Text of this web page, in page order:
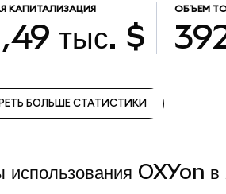
КАПИТАЛИЗАЦИЯ
тыс. $
ОБЪЕМ
БОЛЬШЕ СТАТИСТИКИ
использования OXYon